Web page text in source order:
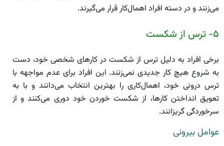
می‌زنند و در دسته افراد اهمال‌کار قرار می‌گیرند.
۵- ترس از شکست
برخی افراد به دلیل ترس از شکست در کار‌های شخصی خود، دست
به شروع هیچ کار جدیدی نمی‌زنند. این افراد برای عدم مواجهه با
ترس درونی خود، اهمال‌کاری را بهترین انتخاب می‌دانند و با به
تعویق انداختن کارها، از شکست خوردن خود دوری می‌کنند و از
سرخوردگی گریزانند.
عوامل بیرونی